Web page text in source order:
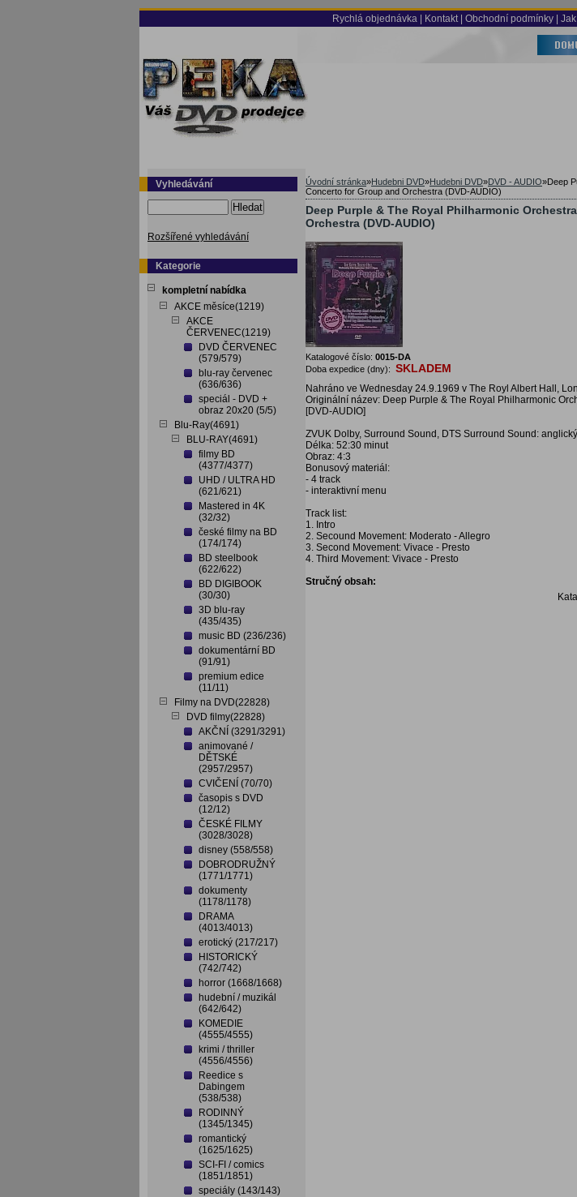
Rychlá objednávka Kontakt Obchodní podmínky
Vyhledávání
Hledat
Rozšířené vyhledávání
Kategorie
kompletní nabídka
AKCE měsíce(1219)
AKCE
ČERVENEC(1219)
DVD ČERVENEC
(579/579)
blu-ray červenec
(636/636)
speciál - DVD +
obraz 20x20 (5/5)
Blu-Ray(4691)
BLU-RAY(4691)
filmy BD
(4377/4377)
UHD / ULTRA HD
(621/621)
Mastered in 4K
(32/32)
české filmy na BD
(174/174)
BD steelbook
(622/622)
BD DIGIBOOK
(30/30)
3D blu-ray
(435/435)
music BD (236/236)
dokumentární BD
(91/91)
premium edice
(11/11)
Filmy na DVD(22828)
DVD filmy(22828)
AKČNÍ (3291/3291)
animované /
DĚTSKÉ
(2957/2957)
CVIČENÍ (70/70)
časopis s DVD
(12/12)
ČESKÉ FILMY
(3028/3028)
disney (558/558)
DOBRODRUŽNÝ
(1771/1771)
dokumenty
(1178/1178)
DRAMA
(4013/4013)
erotický (217/217)
HISTORICKÝ
(742/742)
horror (1668/1668)
hudební / muzikál
(642/642)
KOMEDIE
(4555/4555)
krimi / thriller
(4556/4556)
Reedice s
Dabingem
(538/538)
RODINNÝ
(1345/1345)
romantický
(1625/1625)
SCI-FI / comics
(1851/1851)
speciály (143/143)
Úvodní stránka»Hudebni DVD»Hudebni DVD»DVD - AUDIO»Deep
Concerto for Group and Orchestra (DVD-AUDIO)
Deep Purple & The Royal Philharmonic
Orchestra (DVD-AUDIO)
Katalogové číslo: 0015-DA
Doba expedice (dny): SKLADEM
Nahráno ve Wednesday 24.9.1969 v The Royl Albert Hall,
Originální název: Deep Purple & The Royal Philharmonic
[DVD-AUDIO]
ZVUK Dolby, Surround Sound, DTS Surround Sound: anglický
Délka: 52:30 minut
Obraz: 4:3
Bonusový materiál:
- 4 track
- interaktivní menu
Track list:
1. Intro
2. Secound Movement: Moderato - Allegro
3. Second Movement: Vivace - Presto
4. Third Movement: Vivace - Presto
Stručný obsah: